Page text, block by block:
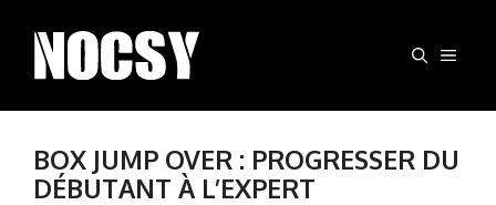
contenu
BOX JUMP OVER : PROGRESSER DU
DÉBUTANT À L’EXPERT